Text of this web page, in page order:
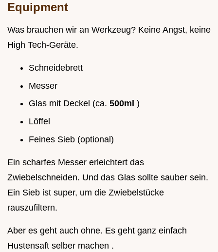
Equipment
Was brauchen wir an Werkzeug? Keine Angst, keine
High Tech-Geräte.
Schneidebrett
Messer
Glas mit Deckel (ca. 500ml )
Löffel
Feines Sieb (optional)
Ein scharfes Messer erleichtert das
Zwiebelschneiden. Und das Glas sollte sauber sein.
Ein Sieb ist super, um die Zwiebelstücke
rauszufiltern.
Aber es geht auch ohne. Es geht ganz einfach
Hustensaft selber machen .